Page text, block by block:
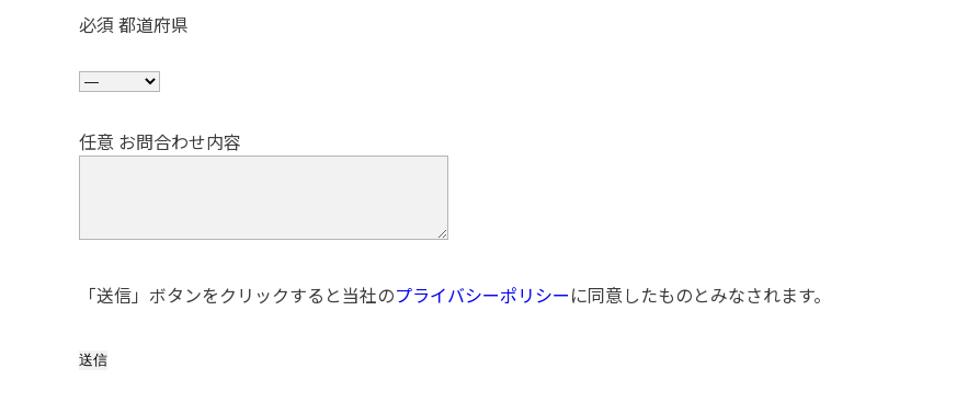
必須 都道府県
任意 お問合わせ内容
「送信」ボタンをクリックすると当社のプライバシーポリシーに同意したものとみなされます。